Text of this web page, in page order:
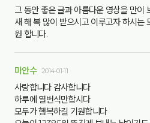
그 동안 좋은 글과 아름다운 영상을 만이
새 해 복 많이 받으시고 이루고자 하시는
원 합니다.
마안수 2014-01-11
사랑합니다 감사합니다
하루에 열번식만합시다
모두가 행복하길 기원합니다